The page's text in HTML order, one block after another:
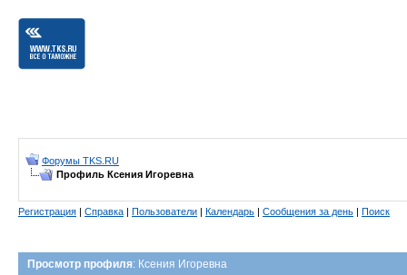
Форумы TKS.RU
Профиль Ксения Игоревна
Регистрация | Справка | Пользователи | Календарь | Сообщения за день | Поиск
Просмотр профиля: Ксения Игоревна